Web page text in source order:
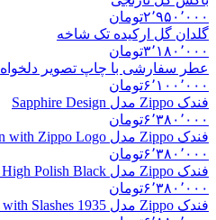
۲٬۹۵۰٬۰۰۰تومان
گلدان گل ارکیده تک شاخه
۳٬۱۸۰٬۰۰۰تومان
عطر سفارشی با چاپ تصویر دلخواه ۱۰۰ میلی‌لیتر
۶٬۱۰۰٬۰۰۰تومان
فندک Zippo مدل Sapphire Design
۶٬۳۸۰٬۰۰۰تومان
فندک Zippo مدل Chameleon with Zippo Logo
۶٬۳۸۰٬۰۰۰تومان
فندک Zippo مدل Classic High Polish Black
۶٬۳۸۰٬۰۰۰تومان
فندک Zippo مدل 1935 Replica with Slashes